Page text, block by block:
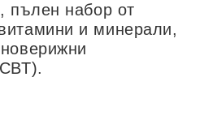
пълен набор от
и минерали,